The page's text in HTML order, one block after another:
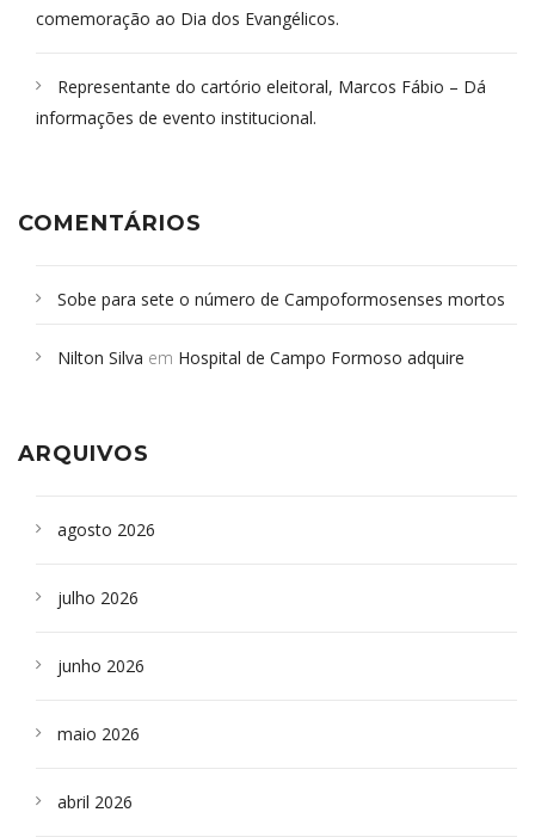
comemoração ao Dia dos Evangélicos.
Representante do cartório eleitoral, Marcos Fábio – Dá
informações de evento institucional.
COMENTÁRIOS
Sobe para sete o número de Campoformosenses mortos
Campoformosenses que morreram em desabamentos são
Nilton Silva em Hospital de Campo Formoso adquire
ARQUIVOS
agosto 2026
julho 2026
junho 2026
maio 2026
abril 2026